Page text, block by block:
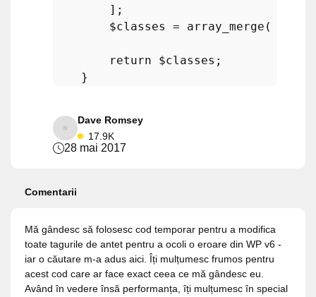
        ];
$classes
= array_merge (
return $classes ;
Dave Romsey
17.9K
28 mai 2017
Comentarii
Mă gândesc să folosesc cod temporar pentru a modifica
toate tagurile de antet pentru a ocoli o eroare din WP v6 -
iar o căutare m-a adus aici. Îți mulțumesc frumos pentru
acest cod care ar face exact ceea ce mă gândesc eu.
Având în vedere însă performanța, îți mulțumesc în special